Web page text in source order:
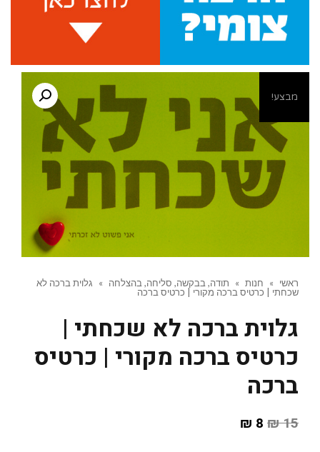
מבצע!
ראשי » חנות » תודה, בבקשה, סליחה, בהצלחה »
גלוית ברכה לא
שכחתי | כרטיס ברכה מקורי | כרטיס ברכה
גלוית ברכה לא שכחתי |
כרטיס ברכה מקורי | כרטיס
ברכה
15
₪
8
₪